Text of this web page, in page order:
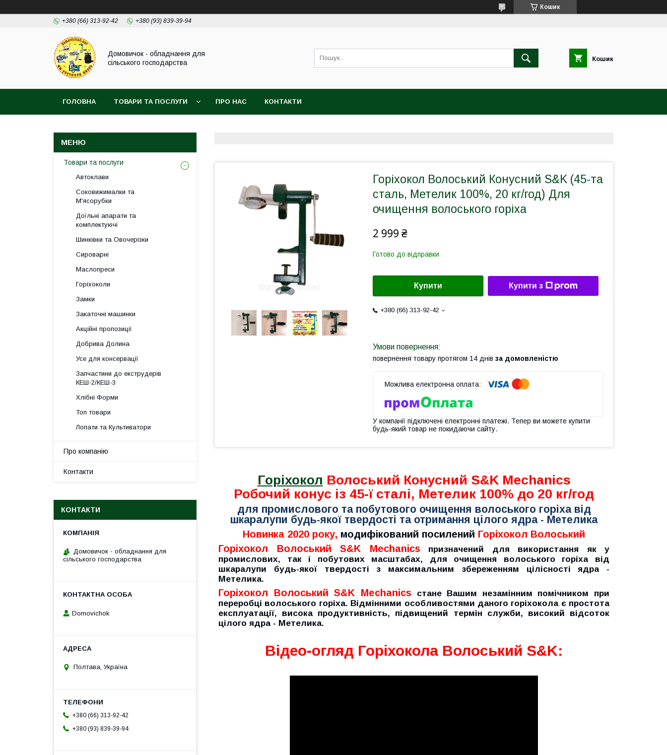
Кошик
+380 (66) 313-92-42 +380 (93) 839-39-94
Домовичок - обладнання для
сільського господарства
Кошик
ГОЛОВНА ТОВАРИ ТА ПОСЛУГИ ПРО НАС КОНТАКТИ
Горіхокол Волоський Конусний S&K (45-та
сталь, Метелик 100%, 20 кг/год) Для
очищення волоського горіха
2 999 ₴
Готово до відправки
Купити Купити з
+380 (66) 313-92-42
повернення товару протягом 14 днів за домовленістю
У компанії підключені електронні платежі. Тепер ви можете купити
будь-який товар не покидаючи сайту.
Горіхокол Волоський Конусний S&K Mechanics
Робочий конус із 45-ї сталі, Метелик 100% до 20 кг/год
для промислового та побутового очищення волоського горіха від
шкаралупи будь-якої твердості та отримання цілого ядра - Метелика
Новинка 2020 року, модифікований посилений Горіхокол Волоський
Горіхокол Волоський S&K Mechanics призначений для використання як у
промислових, так і побутових масштабах, для очищення волоського горіха від
шкаралупи будь-якої твердості з максимальним збереженням цілісності ядра -
Метелика.
Горіхокол Волоський S&K Mechanics стане Вашим незамінним помічником при
переробці волоського горіха. Відмінними особливостями даного горіхокола є простота
експлуатації, висока продуктивність, підвищений термін служби, високий відсоток
цілого ядра - Метелика.
Відео-огляд Горіхокола Волоський S&K:
Товари та послуги
Автоклави
Соковижималки та
М'ясорубки
Доїльні апарати та
комплектуючі
Шинківки та Овочерізки
Сироварні
Маслопреси
Горіхоколи
Замки
Закаточні машинки
Акційні пропозиції
Добрива Долина
Усе для консервації
Запчастини до екструдерів
КЕШ-2/КЕШ-3
Хлібні Форми
Топ товари
Лопати та Культиватори
Про компанію
Контакти
КОНТАКТИ
Домовичок - обладнання для
сільського господарства
Domovichok
Полтава, Україна
+380 (66) 313-92-42
+380 (93) 839-39-94